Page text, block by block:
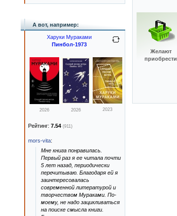
Желают
приобрести
А вот, например:
Харуки Мураками
Пинбол-1973
2026 2026 2023
Рейтинг: 7.54 (911)
mors-vita:
Мне книга понравилась.
Первый раз я ее читала почти
5 лет назад, периодически
перечитываю. Благодаря ей я
заинтересовалась
современной литературой и
творчеством Мураками. По-
моему, не надо зацикливаться
на поиске смысла книги.